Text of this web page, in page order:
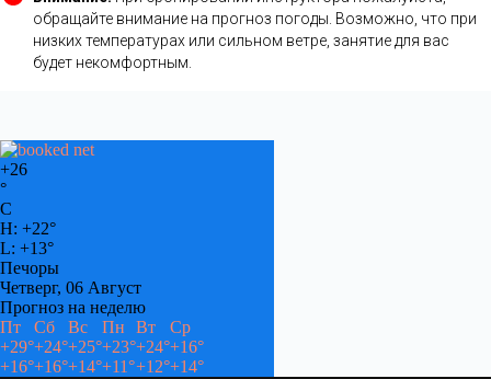
обращайте внимание на прогноз погоды. Возможно, что при
низких температурах или сильном ветре, занятие для вас
будет некомфортным.
+26
°
C
H: +22°
L: +13°
Печоры
Четверг, 06 Август
Прогноз на неделю
Пт
Сб Вс Пн Вт
Ср
+29°+24°+25°+23°+24°+16°
+16°+16°+14°+11°+12°+14°